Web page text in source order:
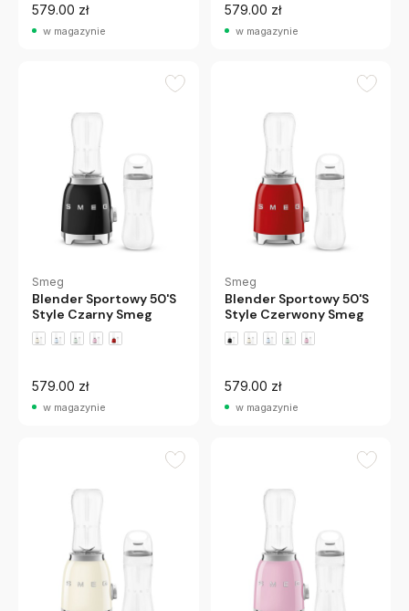
579.00 zł
w magazynie
579.00 zł
w magazynie
Smeg
Blender Sportowy 50'S
Style Czarny Smeg
579.00 zł
w magazynie
Smeg
Blender Sportowy 50'S
Style Czerwony Smeg
579.00 zł
w magazynie